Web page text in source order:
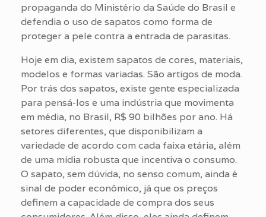
propaganda do Ministério da Saúde do Brasil e
defendia o uso de sapatos como forma de
proteger a pele contra a entrada de parasitas.
Hoje em dia, existem sapatos de cores, materiais,
modelos e formas variadas. São artigos de moda.
Por trás dos sapatos, existe gente especializada
para pensá-los e uma indústria que movimenta
em média, no Brasil, R$ 90 bilhões por ano. Há
setores diferentes, que disponibilizam a
variedade de acordo com cada faixa etária, além
de uma mídia robusta que incentiva o consumo.
O sapato, sem dúvida, no senso comum, ainda é
sinal de poder econômico, já que os preços
definem a capacidade de compra dos seus